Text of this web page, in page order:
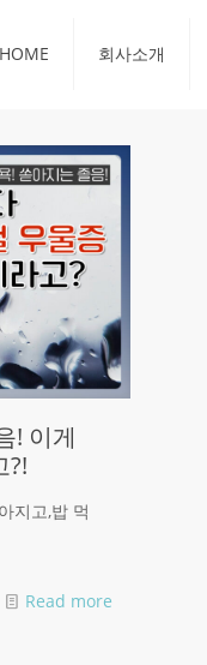
HOME 회사소개
! 이게
?!
지고,밥 먹
Read more